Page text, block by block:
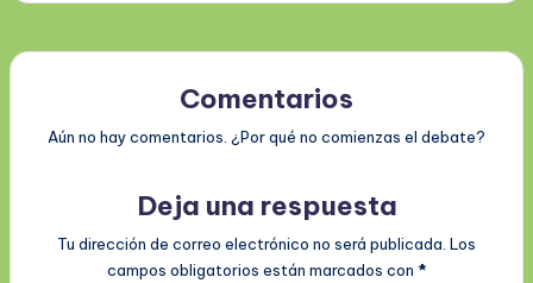
Comentarios
Aún no hay comentarios. ¿Por qué no comienzas el debate?
Deja una respuesta
Tu dirección de correo electrónico no será publicada. Los
campos obligatorios están marcados con *